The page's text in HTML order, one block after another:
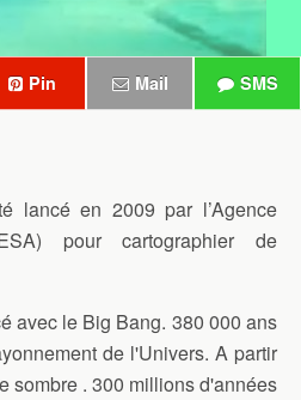
Pin Mail SMS
lancé en 2009 par l’Agence
) pour cartographier de
avec le Big Bang. 380 000 ans
de l'Univers. A partir
sombre . 300 millions d'années